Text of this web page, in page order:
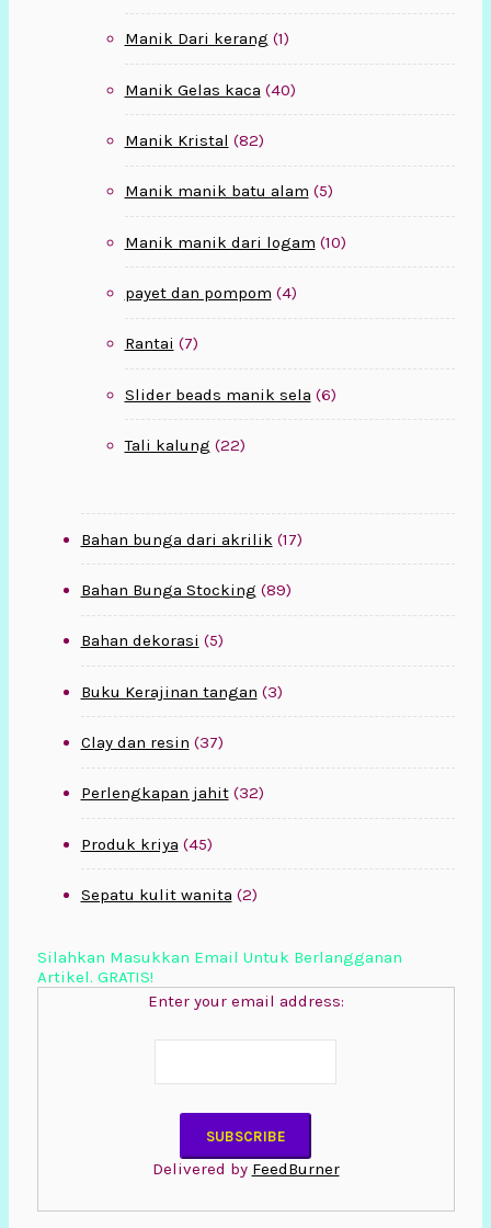
Manik Dari kerang (1)
Manik Gelas kaca (40)
Manik Kristal (82)
Manik manik batu alam (5)
Manik manik dari logam (10)
payet dan pompom (4)
Rantai (7)
Slider beads manik sela (6)
Tali kalung (22)
Bahan bunga dari akrilik (17)
Bahan Bunga Stocking (89)
Bahan dekorasi (5)
Buku Kerajinan tangan (3)
Clay dan resin (37)
Perlengkapan jahit (32)
Produk kriya (45)
Sepatu kulit wanita (2)
Silahkan Masukkan Email Untuk Berlangganan
Artikel. GRATIS!
Enter your email address:
Delivered by FeedBurner